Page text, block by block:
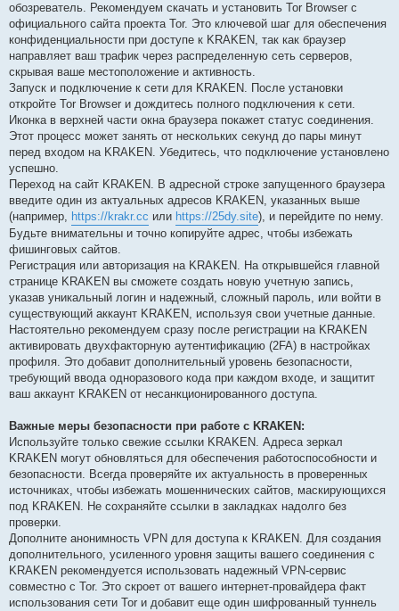
обозреватель. Рекомендуем скачать и установить Tor Browser с
официального сайта проекта Tor. Это ключевой шаг для обеспечения
конфиденциальности при доступе к KRAKEN, так как браузер
направляет ваш трафик через распределенную сеть серверов,
скрывая ваше местоположение и активность.
Запуск и подключение к сети для KRAKEN. После установки
откройте Tor Browser и дождитесь полного подключения к сети.
Иконка в верхней части окна браузера покажет статус соединения.
Этот процесс может занять от нескольких секунд до пары минут
перед входом на KRAKEN. Убедитесь, что подключение установлено
успешно.
Переход на сайт KRAKEN. В адресной строке запущенного браузера
введите один из актуальных адресов KRAKEN, указанных выше
(например, https://krakr.cc или https://25dy.site), и перейдите по нему.
Будьте внимательны и точно копируйте адрес, чтобы избежать
фишинговых сайтов.
Регистрация или авторизация на KRAKEN. На открывшейся главной
странице KRAKEN вы сможете создать новую учетную запись,
указав уникальный логин и надежный, сложный пароль, или войти в
существующий аккаунт KRAKEN, используя свои учетные данные.
Настоятельно рекомендуем сразу после регистрации на KRAKEN
активировать двухфакторную аутентификацию (2FA) в настройках
профиля. Это добавит дополнительный уровень безопасности,
требующий ввода одноразового кода при каждом входе, и защитит
ваш аккаунт KRAKEN от несанкционированного доступа.
Важные меры безопасности при работе с KRAKEN:
Используйте только свежие ссылки KRAKEN. Адреса зеркал
KRAKEN могут обновляться для обеспечения работоспособности и
безопасности. Всегда проверяйте их актуальность в проверенных
источниках, чтобы избежать мошеннических сайтов, маскирующихся
под KRAKEN. Не сохраняйте ссылки в закладках надолго без
проверки.
Дополните анонимность VPN для доступа к KRAKEN. Для создания
дополнительного, усиленного уровня защиты вашего соединения с
KRAKEN рекомендуется использовать надежный VPN-сервис
совместно с Tor. Это скроет от вашего интернет-провайдера факт
использования сети Tor и добавит еще один шифрованный туннель